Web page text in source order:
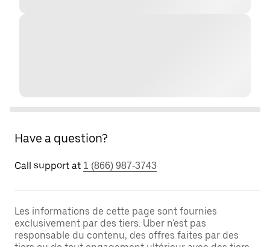
Have a question?
Call support at 1 (866) 987-3743
Les informations de cette page sont fournies
exclusivement par des tiers. Uber n'est pas
responsable du contenu, des offres faites par des